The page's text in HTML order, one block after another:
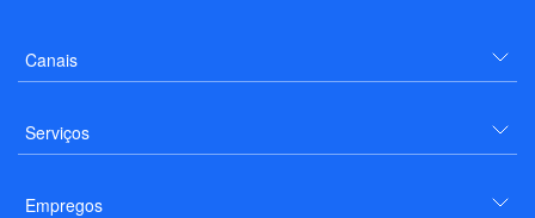
Canais
Serviços
Empregos